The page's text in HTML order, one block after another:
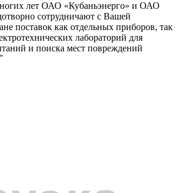
лет ОАО «Кубаньэнерго» и ОАО
сотрудничают с Вашей
поставок как отдельных приборов, так
лабораторий для
и поиска мест повреждений
"